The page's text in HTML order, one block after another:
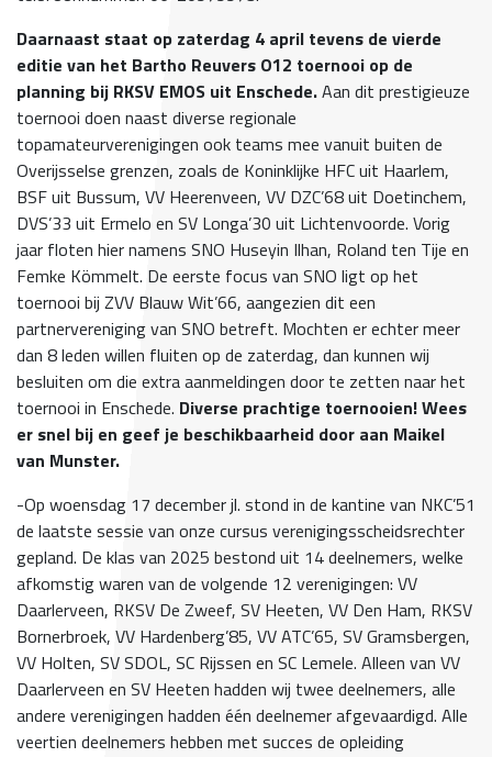
Daarnaast staat op zaterdag 4 april tevens de vierde
editie van het Bartho Reuvers O12 toernooi op de
planning bij RKSV EMOS uit Enschede.Aan dit prestigieuze
toernooi doen naast diverse regionale
topamateurverenigingen ook teams mee vanuit buiten de
Overijsselse grenzen, zoals de Koninklijke HFC uit Haarlem,
BSF uit Bussum, VV Heerenveen, VV DZC’68 uit Doetinchem,
DVS’33 uit Ermelo en SV Longa’30 uit Lichtenvoorde. Vorig
jaar floten hier namens SNO Huseyin Ilhan, Roland ten Tije en
Femke Kömmelt. De eerste focus van SNO ligt op het
toernooi bij ZVV Blauw Wit’66, aangezien dit een
partnervereniging van SNO betreft. Mochten er echter meer
dan 8 leden willen fluiten op de zaterdag, dan kunnen wij
besluiten om die extra aanmeldingen door te zetten naar het
toernooi in Enschede. Diverse prachtige toernooien! Wees
er snel bij en geef je beschikbaarheid door aan Maikel
van Munster.
-Op woensdag 17 december jl. stond in de kantine van NKC’51
de laatste sessie van onze cursus verenigingsscheidsrechter
gepland. De klas van 2025 bestond uit 14 deelnemers, welke
afkomstig waren van de volgende 12 verenigingen: VV
Daarlerveen, RKSV De Zweef, SV Heeten, VV Den Ham, RKSV
Bornerbroek, VV Hardenberg’85, VV ATC’65, SV Gramsbergen,
VV Holten, SV SDOL, SC Rijssen en SC Lemele. Alleen van VV
Daarlerveen en SV Heeten hadden wij twee deelnemers, alle
andere verenigingen hadden één deelnemer afgevaardigd. Alle
veertien deelnemers hebben met succes de opleiding